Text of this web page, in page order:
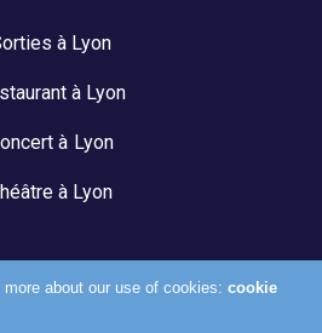
à Lyon
à Lyon
à Lyon
à Lyon
about our use of cookies:cookie